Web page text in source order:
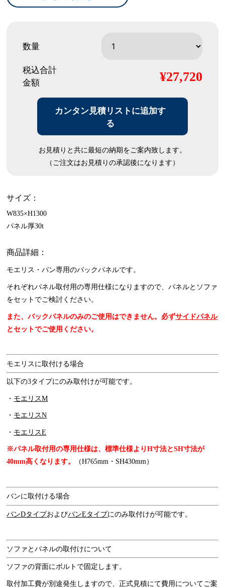
数量
税込合計
金額
¥27,720
カンタン見積リストに追加す
る
お見積りと共に最短の納期をご案内致します。
（ご注文はお見積りの承認後になります）
サイズ：
W835×H1300
パネル厚30t
商品詳細：
モエリス・バン専用のバックパネルです。
それぞれパネル取付用の専用仕様になりますので、パネルとソファ
をセットでご検討ください。
また、バックパネルのみのご使用はできません。必ずサイドパネル
とセットでご使用ください。
モエリスに取付ける場合
以下の3タイプにのみ取付けが可能です。
・ モエリスM
・ モエリスN
・ モエリスE
※パネル取付用の専用仕様は、標準仕様よりH寸法とSH寸法が
40mm高くなります。
（H765mm・SH430mm）
バンに取付ける場合
バンDタイプおよびバンEタイプにのみ取付けが可能です。
ソファとパネルの取付けについて
ソファの背面にボルトで固定します。
取付加工費が別途発生しますので、正式見積にて費用についてご案